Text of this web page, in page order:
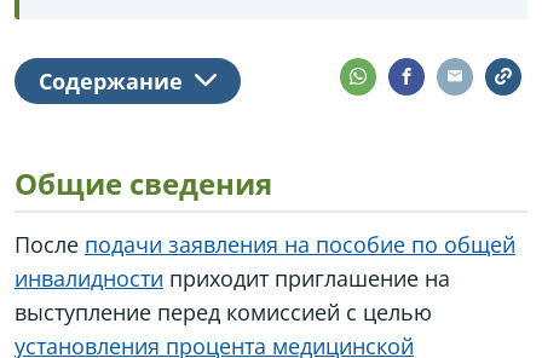
Содержание
Общие сведения
После подачи заявления на пособие по общей
инвалидности приходит приглашение на
выступление перед комиссией с целью
установления процента медицинской